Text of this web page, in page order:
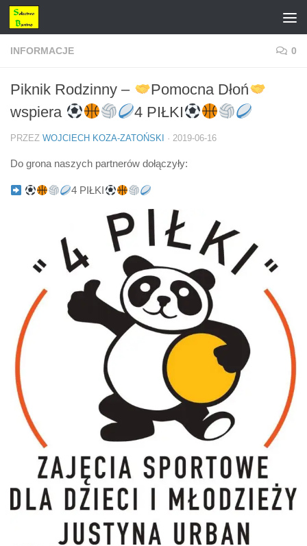
Przejdź do treści
INFORMACJE 0
Piknik Rodzinny –
Pomocna Dłoń
wspiera
4 PIŁKI
PRZEZ WOJCIECH KOZA-ZATOŃSKI · 2019-06-16
Do grona naszych partnerów dołączyły:
4 PIŁKI